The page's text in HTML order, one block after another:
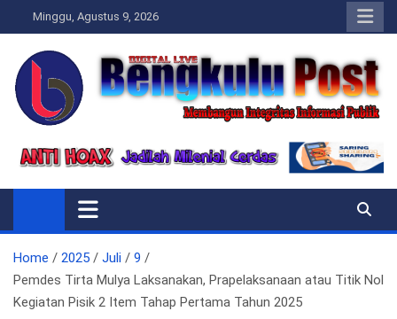
to
content
Minggu, Agustus 9, 2026
Bengkulupost.id
Home 2025 Juli
9
Pemdes Tirta Mulya Laksanakan, Prapelaksanaan atau Titik Nol
Kegiatan Pisik 2 Item Tahap Pertama Tahun 2025